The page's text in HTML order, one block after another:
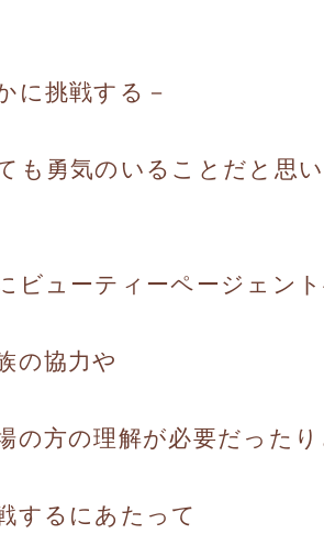
に挑戦する－
も勇気のいることだと思
ビューティーページェン
の協力や
の方の理解が必要だった
するにあたって